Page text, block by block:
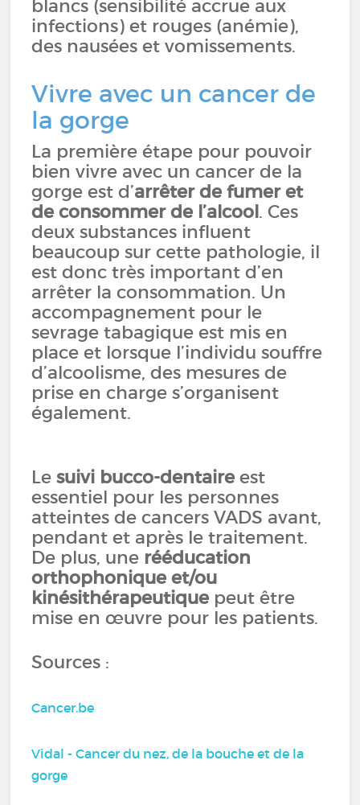
blancs (sensibilité accrue aux
infections) et rouges (anémie),
des nausées et vomissements.
Vivre avec un cancer de
la gorge
La première étape pour pouvoir
bien vivre avec un cancer de la
gorge est d’arrêter de fumer et
de consommer de l’alcool. Ces
deux substances influent
beaucoup sur cette pathologie, il
est donc très important d’en
arrêter la consommation. Un
accompagnement pour le
sevrage tabagique est mis en
place et lorsque l’individu souffre
d’alcoolisme, des mesures de
prise en charge s’organisent
également.
Lesuivi bucco-dentaire est
essentiel pour les personnes
atteintes de cancers VADS avant,
pendant et après le traitement.
De plus, une rééducation
orthophonique et/ou
kinésithérapeutique peut être
mise en œuvre pour les patients.
Sources :
Cancer.be
Vidal - Cancer du nez, de la bouche et de la
gorge